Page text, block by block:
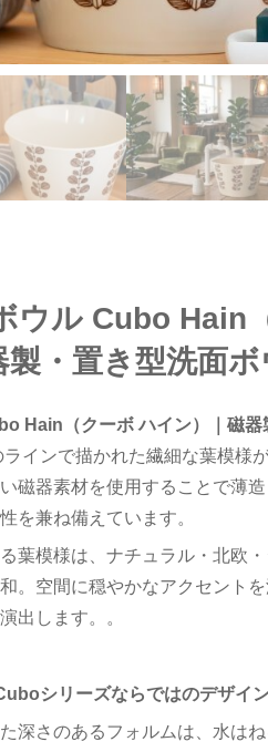
ウル Cubo Hain
製・置き型洗面
Hain（クーボ ハイン）｜磁
インで描かれた繊細な葉模様
磁器素材を使用することで薄
を兼ね備えています。
葉模様は、ナチュラル・北欧
。空間に穏やかなアクセント
出します。。
シリーズならではのデザイ
深さのあるフォルムは、水は